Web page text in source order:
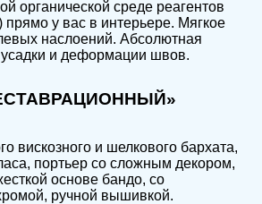
органической среде реагентов
прямо у вас в интерьере. Мягкое
наслоений. Абсолютная
усадки и деформации швов.
вискозного и шелкового бархата,
портьер со сложным декором,
основе бандо, со
ручной вышивкой.